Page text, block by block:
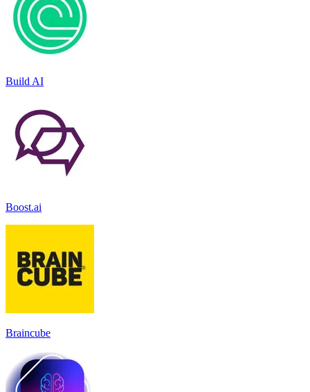
Build AI
Boost.ai
Braincube